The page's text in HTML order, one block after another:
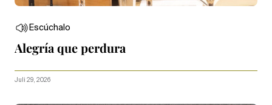
Escúchalo
Alegría que perdura
Juli 29, 2026